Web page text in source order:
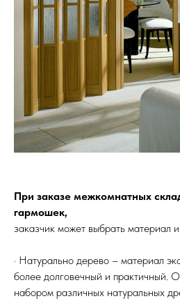
При заказе межкомнатных
гармошек,
заказчик может выбрать материал
· Натурально дерево – материал
более долговечный и практичный.
набором различных натуральных
Возврат
Доставка
Мебель
Картины
Панно
Двери
Услуги
А еще мы делаем
• Договор публичной оферты
• Согласие на обработку персональных
Оплата
• Карта сайта